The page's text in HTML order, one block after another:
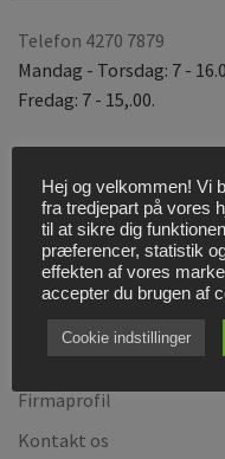
t
i
v
Telefon 4270 7879
Mandag - Torsdag: 7 -
Fredag: 7 - 15,.00.
MERE OM…
Bestil Servicebesøg
Cookies og
Find vej til os!
Firmaprofil
Kontakt os
Hej og velkommen! Vi
fra tredjepart på vores
til at sikre dig
præferencer, statistik
effekten af vores
accepter du brugen af
Cookie indstillinger